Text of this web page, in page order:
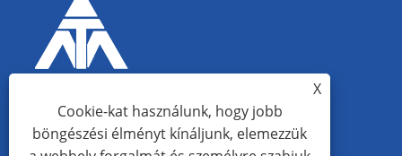
X
Cookie-kat használunk, hogy jobb
böngészési élményt kínáljunk, elemezzük